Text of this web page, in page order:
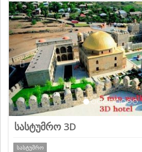
Previous
სასტუმრო 3D
სასტუმრო